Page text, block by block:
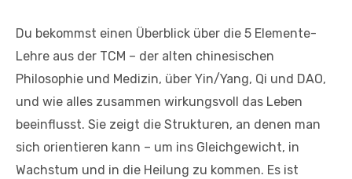
Du bekommst einen Überblick über die 5 Elemente-
Lehre aus der TCM – der alten chinesischen
Philosophie und Medizin, über Yin/Yang, Qi und DAO,
und wie alles zusammen wirkungsvoll das Leben
beeinflusst. Sie zeigt die Strukturen, an denen man
sich orientieren kann – um ins Gleichgewicht, in
Wachstum und in die Heilung zu kommen. Es ist